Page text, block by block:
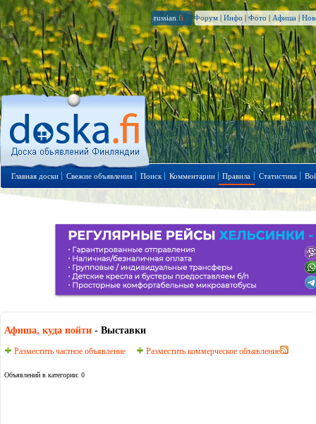
russian .fi Форум | Инфо | Фото | Афиша |
Главная доски Свежие объявления Поиск Комментарии Правила Статистика
Афиша, куда пойти - Выставки
Разместить частное объявление Разместить коммерческое объявление
Объявлений в категории: 0